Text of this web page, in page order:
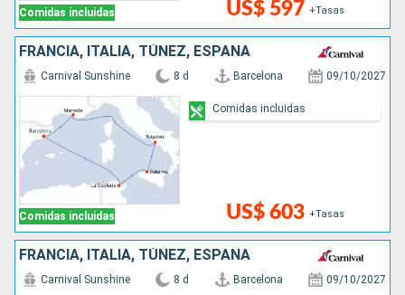
Comidas incluidas US$ 597 +Tasas
FRANCIA, ITALIA, TÚNEZ, ESPAÑA
Comidas incluidas
Carnival Sunshine 8 d Barcelona 09/10/2027
US$ 603 +Tasas
Comidas incluidas
FRANCIA, ITALIA, TÚNEZ, ESPAÑA
Carnival Sunshine 8 d Barcelona 09/10/2027